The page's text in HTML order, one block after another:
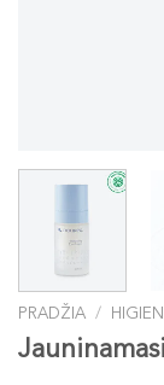
PRADŽIA /